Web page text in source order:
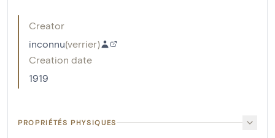
Creator
inconnu(verrier)
Creation date
1919
PROPRIÉTÉS PHYSIQUES